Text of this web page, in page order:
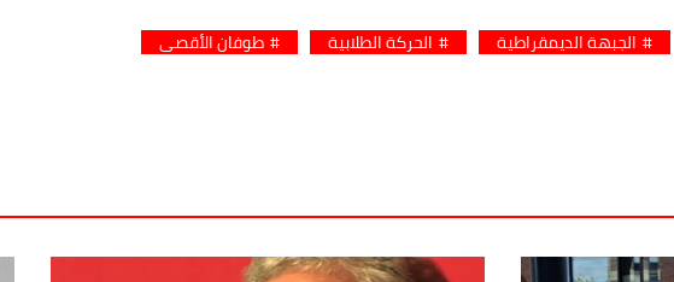
الجبهة الديمقراطية الحركة الطلابية طوفان الأقصى